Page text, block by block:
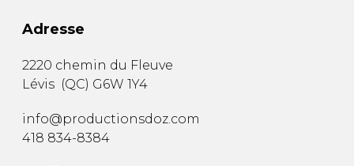
Adresse
2220 chemin du Fleuve
Lévis (QC) G6W 1Y4
info@productionsdoz.com
418 834-8384